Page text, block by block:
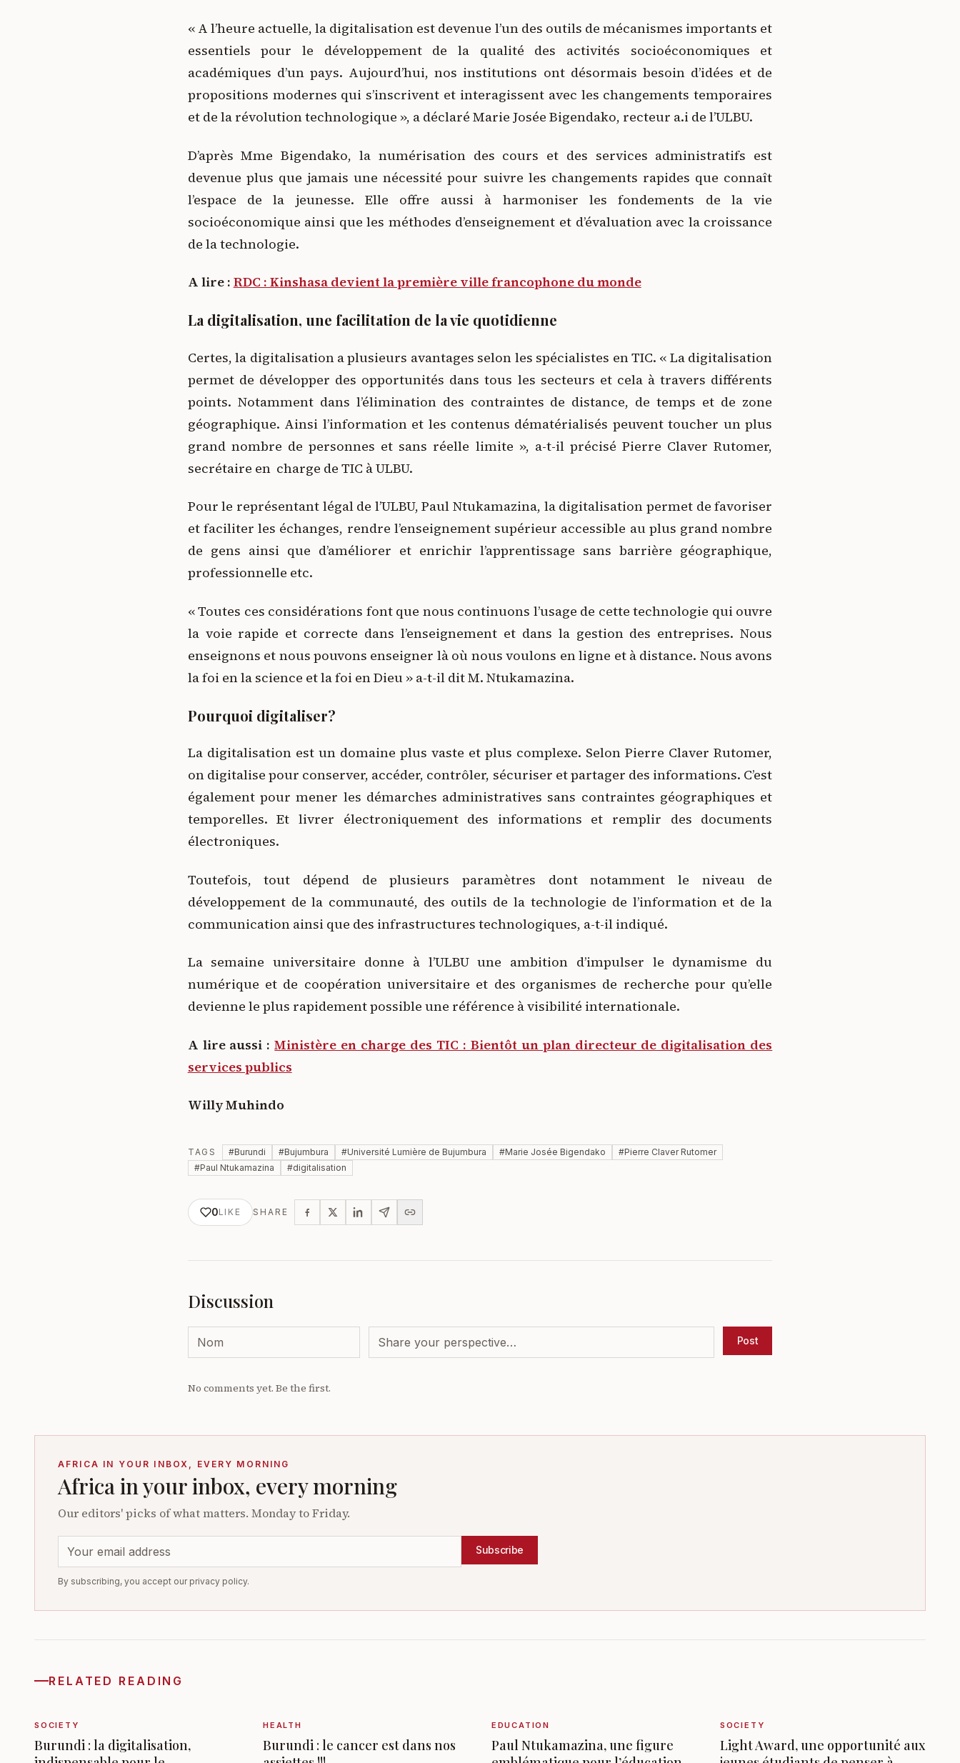
« A l’heure actuelle, la digitalisation est devenue l’un des outils de mécanismes importants et
essentiels pour le développement de la qualité des activités socioéconomiques et
académiques d’un pays. Aujourd’hui, nos institutions ont désormais besoin d’idées et de
propositions modernes qui s’inscrivent et interagissent avec les changements temporaires
et de la révolution technologique », a déclaré Marie Josée Bigendako, recteur a.i de l’ULBU.
D’après Mme Bigendako, la numérisation des cours et des services administratifs est
devenue plus que jamais une nécessité pour suivre les changements rapides que connaît
l’espace de la jeunesse. Elle offre aussi à harmoniser les fondements de la vie
socioéconomique ainsi que les méthodes d’enseignement et d’évaluation avec la croissance
de la technologie.
A lire : RDC : Kinshasa devient la première ville francophone du monde
La digitalisation, une facilitation de la vie quotidienne
Certes, la digitalisation a plusieurs avantages selon les spécialistes en TIC. « La digitalisation
permet de développer des opportunités dans tous les secteurs et cela à travers différents
points. Notamment dans l’élimination des contraintes de distance, de temps et de zone
géographique. Ainsi l’information et les contenus dématérialisés peuvent toucher un plus
grand nombre de personnes et sans réelle limite », a-t-il précisé Pierre Claver Rutomer,
secrétaire en charge de TIC à ULBU.
Pour le représentant légal de l’ULBU, Paul Ntukamazina, la digitalisation permet de favoriser
et faciliter les échanges, rendre l’enseignement supérieur accessible au plus grand nombre
de gens ainsi que d’améliorer et enrichir l’apprentissage sans barrière géographique,
professionnelle etc.
« Toutes ces considérations font que nous continuons l’usage de cette technologie qui ouvre
la voie rapide et correcte dans l’enseignement et dans la gestion des entreprises. Nous
enseignons et nous pouvons enseigner là où nous voulons en ligne et à distance. Nous avons
la foi en la science et la foi en Dieu » a-t-il dit M. Ntukamazina.
Pourquoi digitaliser?
La digitalisation est un domaine plus vaste et plus complexe. Selon Pierre Claver Rutomer,
on digitalise pour conserver, accéder, contrôler, sécuriser et partager des informations. C’est
également pour mener les démarches administratives sans contraintes géographiques et
temporelles. Et livrer électroniquement des informations et remplir des documents
électroniques.
Toutefois, tout dépend de plusieurs paramètres dont notamment le niveau de
développement de la communauté, des outils de la technologie de l’information et de la
communication ainsi que des infrastructures technologiques, a-t-il indiqué.
La semaine universitaire donne à l’ULBU une ambition d’impulser le dynamisme du
numérique et de coopération universitaire et des organismes de recherche pour qu’elle
devienne le plus rapidement possible une référence à visibilité internationale.
A lire aussi :Ministère en charge des TIC : Bientôt un plan directeur de digitalisation des
services publics
Willy Muhindo
TAGS #Burundi #Bujumbura #Université Lumière de Bujumbura #Marie Josée Bigendako #Pierre Claver Rutomer
#Paul Ntukamazina #digitalisation
0LIKE SHARE
Discussion
Post
No comments yet. Be the first.
AFRICA IN YOUR INBOX, EVERY MORNING
Africa in your inbox, every morning
Our editors' picks of what matters. Monday to Friday.
Subscribe
By subscribing, you accept our privacy policy.
RELATED READING
SOCIETY
Burundi : la digitalisation,
HEALTH
Burundi : le cancer est dans nos
EDUCATION
Paul Ntukamazina, une figure
SOCIETY
Light Award, une opportunité aux